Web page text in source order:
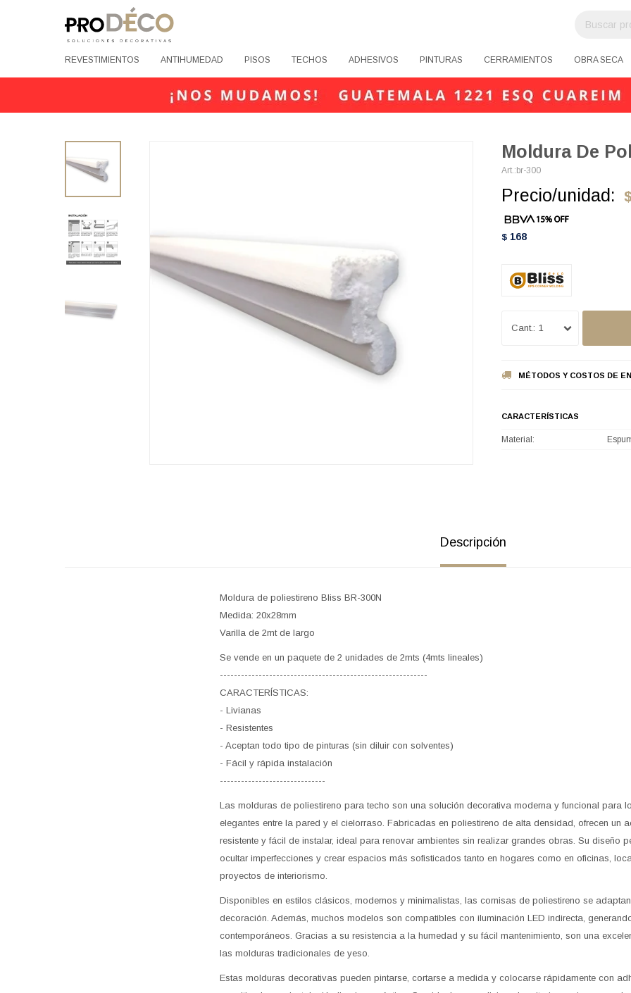
REVESTIMIENTOS ANTIHUMEDAD PISOS TECHOS ADHESIVOS PINTURAS CERRAMIENTOS OBRA SECA
Moldura De
br-300
Precio/unidad: $
$ 168
1
MÉTODOS Y COSTOS DE
CARACTERÍSTICAS
Material
Descripción
Moldura de poliestireno Bliss BR-300N
Medida: 20x28mm
Varilla de 2mt de largo
Se vende en un paquete de 2 unidades de 2mts (4mts lineales)
-----------------------------------------------------------
CARACTERÍSTICAS:
- Livianas
- Resistentes
- Aceptan todo tipo de pinturas (sin diluir con solventes)
- Fácil y rápida instalación
------------------------------
Las molduras de poliestireno para techo son una solución decorativa moderna y funcional para
elegantes entre la pared y el cielorraso. Fabricadas en poliestireno de alta densidad, ofrecen un
resistente y fácil de instalar, ideal para renovar ambientes sin realizar grandes obras. Su diseño
ocultar imperfecciones y crear espacios más sofisticados tanto en hogares como en oficinas,
proyectos de interiorismo.
Disponibles en estilos clásicos, modernos y minimalistas, las cornisas de poliestireno se
decoración. Además, muchos modelos son compatibles con iluminación LED indirecta,
contemporáneos. Gracias a su resistencia a la humedad y su fácil mantenimiento, son una
las molduras tradicionales de yeso.
Estas molduras decorativas pueden pintarse, cortarse a medida y colocarse rápidamente con